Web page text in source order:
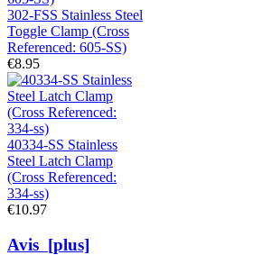
302-FSS Stainless Steel
Toggle Clamp (Cross
Referenced: 605-SS)
€8.95
40334-SS Stainless
Steel Latch Clamp
(Cross Referenced:
334-ss)
€10.97
Avis [plus]